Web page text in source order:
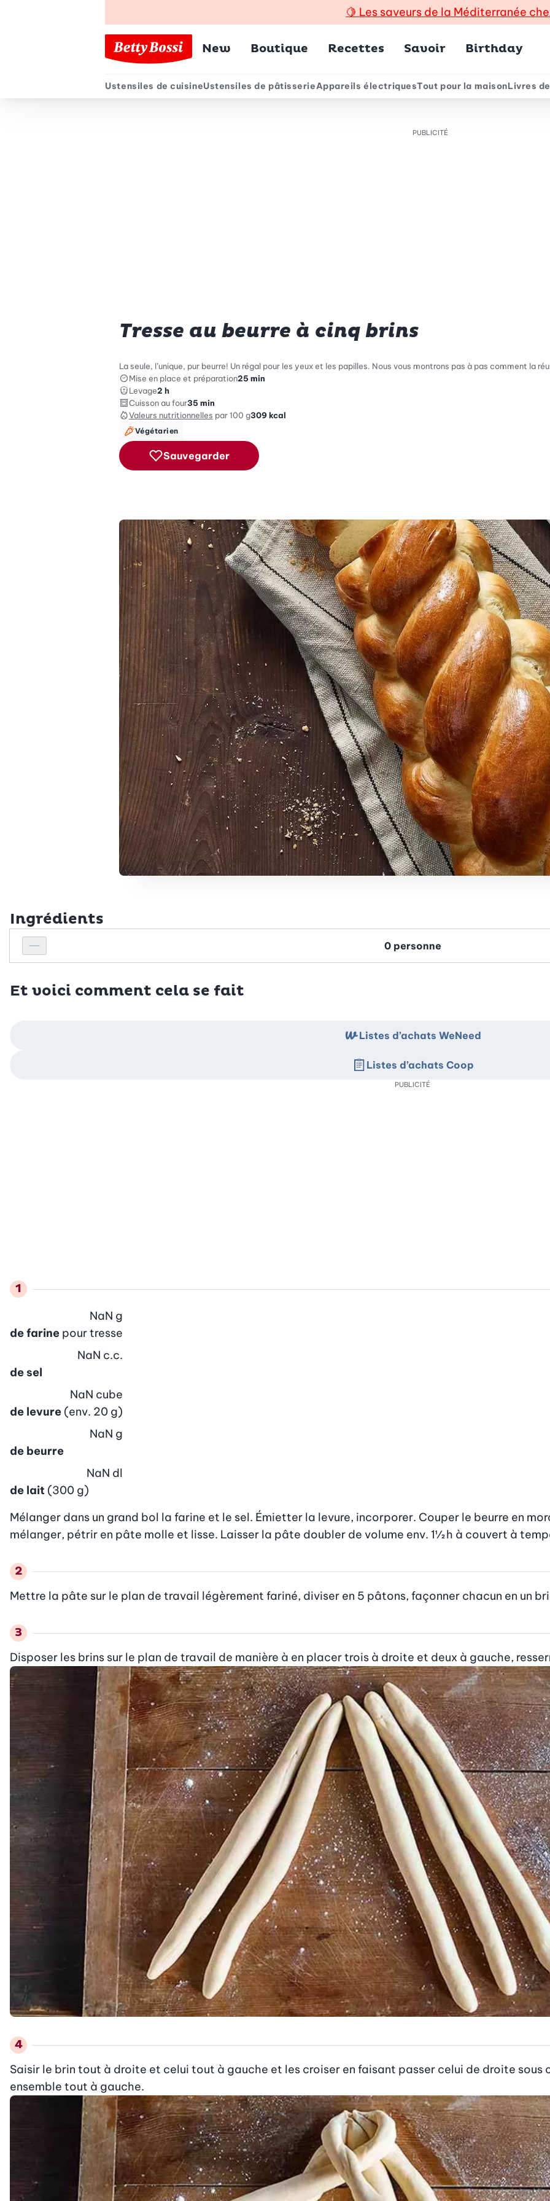
🍋 Les saveurs de la Méditerranée
Menu principal
New Boutique Recettes Savoir Birthday
Menu secondaire
Ustensiles de cuisineUstensiles de pâtisserieAppareils électriquesTout pour la maisonLivres
PUBLICITÉ
Tresse au beurre à cinq brins
La seule, l’unique, pur beurre! Un régal pour les yeux et les papilles. Nous vous montrons pas à pas comment la
Mise en place et préparation25 min
Levage2 h
Cuisson au four35 min
Valeurs nutritionnelles par 100 g309 kcal
Végétarien
Sauvegarder
Ingrédients
Réduire le nombre de personnes
Personnes
Et voici comment cela se fait
de farine pour tresse
NaN g
de sel
NaN c.c.
de levure (env. 20 g)
NaN cube
de beurre
NaN g
de lait (300 g)
NaN dl
Mélanger dans un grand bol la farine et le sel. Émietter la levure, incorporer. Couper le beurre en
mélanger, pétrir en pâte molle et lisse. Laisser la pâte doubler de volume env. 1½ h à couvert à
Mettre la pâte sur le plan de travail légèrement fariné, diviser en 5 pâtons, façonner chacun en un
Disposer les brins sur le plan de travail de manière à en placer trois à droite et deux à gauche,
Saisir le brin tout à droite et celui tout à gauche et les croiser en faisant passer celui de droite sous
ensemble tout à gauche.
Listes d’achats WeNeed
Listes d’achats Coop
PUBLICITÉ